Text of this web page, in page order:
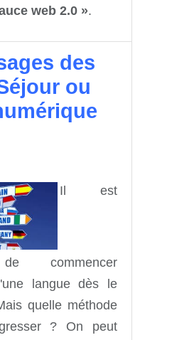
web 2.0 ».
des
ou
Il est
commencer
langue dès le
quelle méthode
? On peut